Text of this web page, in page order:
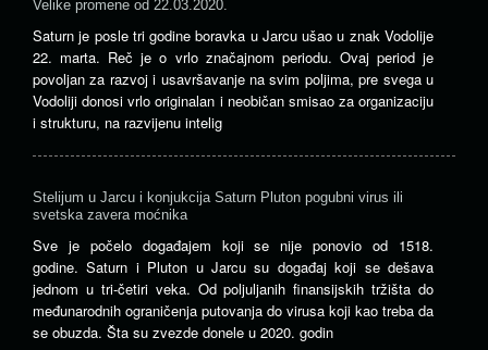
Velike promene od 22.03.2020.
Saturn je posle tri godine boravka u Jarcu ušao u znak Vodolije
22. marta. Reč je o vrlo značajnom periodu. Ovaj period je
povoljan za razvoj i usavršavanje na svim poljima, pre svega u
Vodoliji donosi vrlo originalan i neobičan smisao za organizaciju
i strukturu, na razvijenu intelig
Stelijum u Jarcu i konjukcija Saturn Pluton pogubni virus ili
svetska zavera moćnika
Sve je počelo događajem koji se nije ponovio od 1518.
godine. Saturn i Pluton u Jarcu su događaj koji se dešava
jednom u tri-četiri veka. Od poljuljanih finansijskih tržišta do
međunarodnih ograničenja putovanja do virusa koji kao treba da
se obuzda. Šta su zvezde donele u 2020. godin